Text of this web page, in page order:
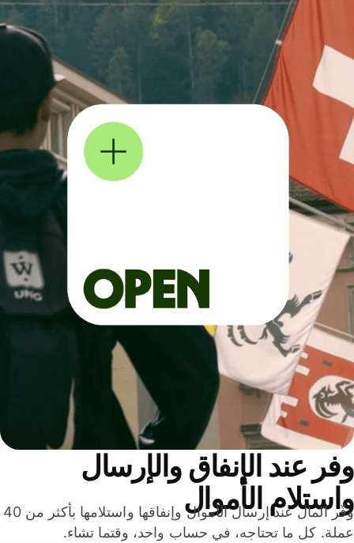
عند الإنفاق والإرسال
الأموال
وفّر المال عند إرسال الأموال وإنفاقها واستلامها بأكثر من 40
كل ما تحتاجه، في حساب واحد، وقتما تشاء.